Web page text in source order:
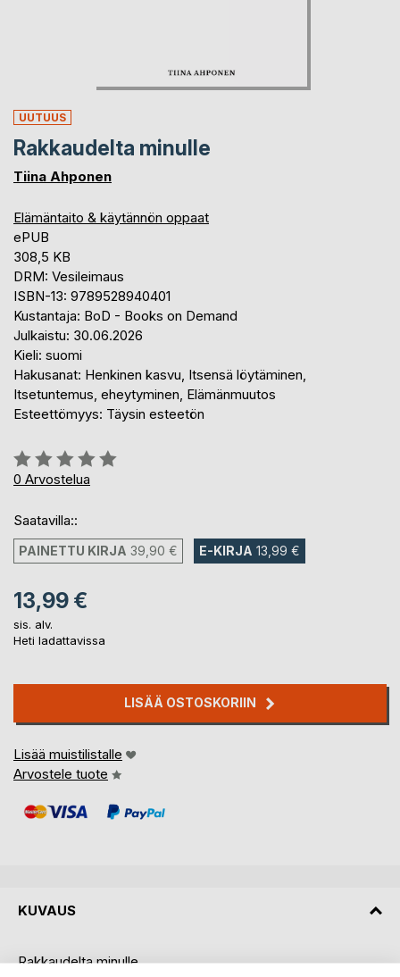
UUTUUS
Rakkaudelta minulle
Tiina Ahponen
Elämäntaito & käytännön oppaat
ePUB
308,5 KB
DRM: Vesileimaus
ISBN-13: 9789528940401
Kustantaja: BoD - Books on Demand
Julkaistu: 30.06.2026
Kieli: suomi
Hakusanat: Henkinen kasvu, Itsensä löytäminen,
Itsetuntemus, eheytyminen, Elämänmuutos
Esteettömyys: Täysin esteetön
Arvostelu::
0%
0 Arvostelua
Saatavilla::
PAINETTU KIRJA 39,90 € E-KIRJA 13,99 €
13,99 €
sis. alv.
Heti ladattavissa
LISÄÄ OSTOSKORIIN
Lisää muistilistalle
Arvostele tuote
KUVAUS
Rakkaudelta minulle